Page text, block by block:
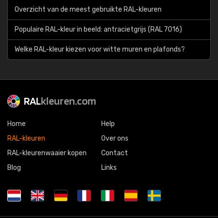
Overzicht van de meest gebruikte RAL-kleuren
Populaire RAL-kleur in beeld: antracietgrijs (RAL 7016)
Welke RAL-kleur kiezen voor witte muren en plafonds?
RALkleuren.com
Home
RAL-kleuren
RAL-kleurenwaaier kopen
Blog
Help
Over ons
Contact
Links